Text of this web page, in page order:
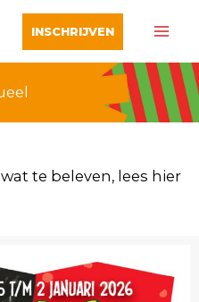
INSCHRIJVEN
te beleven, lees hier